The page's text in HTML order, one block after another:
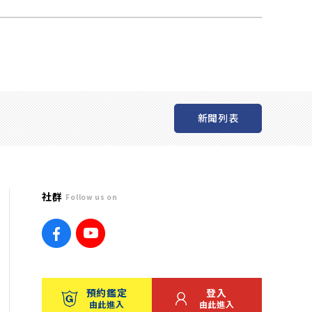
新聞列表
社群 Follow us on
預約鑑定
由此進入
登入
由此進入